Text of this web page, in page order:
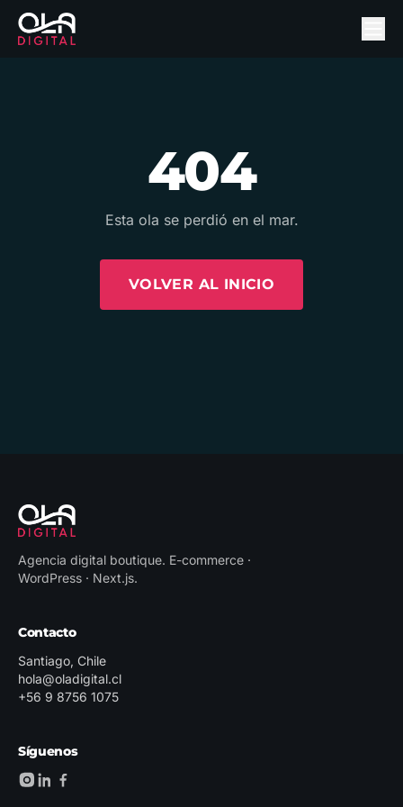
404
Esta ola se perdió en el mar.
VOLVER AL INICIO
Agencia digital boutique. E-commerce ·
WordPress · Next.js.
Contacto
Santiago, Chile
hola@oladigital.cl
+56 9 8756 1075
Síguenos